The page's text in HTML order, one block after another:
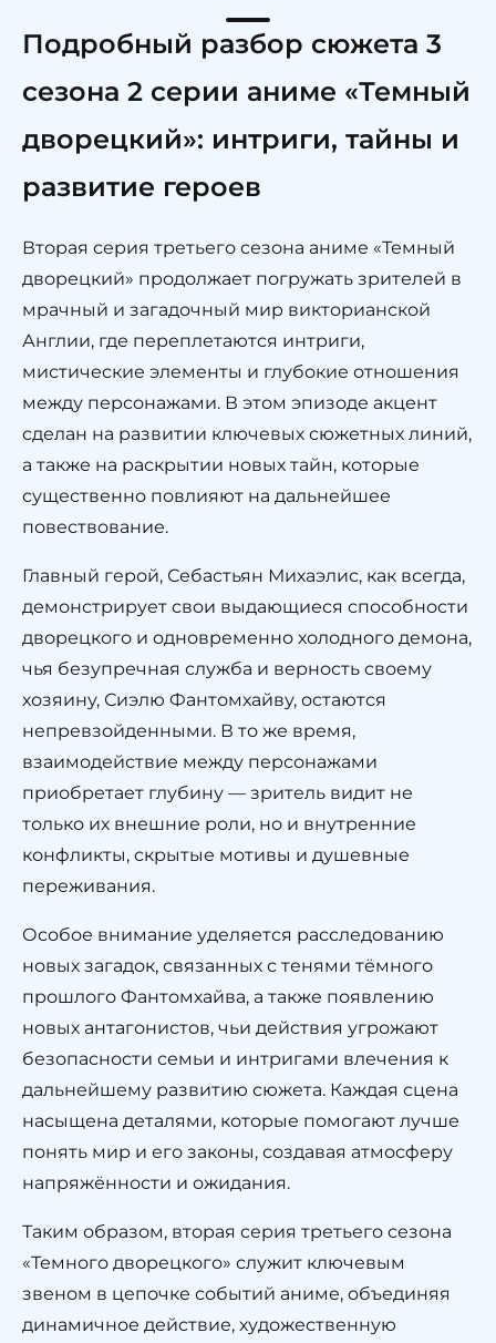
Подробный разбор сюжета 3
сезона 2 серии аниме «Темный
дворецкий»: интриги, тайны и
развитие героев
Вторая серия третьего сезона аниме «Темный
дворецкий» продолжает погружать зрителей в
мрачный и загадочный мир викторианской
Англии, где переплетаются интриги,
мистические элементы и глубокие отношения
между персонажами. В этом эпизоде акцент
сделан на развитии ключевых сюжетных линий,
а также на раскрытии новых тайн, которые
существенно повлияют на дальнейшее
повествование.
Главный герой, Себастьян Михаэлис, как всегда,
демонстрирует свои выдающиеся способности
дворецкого и одновременно холодного демона,
чья безупречная служба и верность своему
хозяину, Сиэлю Фантомхайву, остаются
непревзойденными. В то же время,
взаимодействие между персонажами
приобретает глубину — зритель видит не
только их внешние роли, но и внутренние
конфликты, скрытые мотивы и душевные
переживания.
Особое внимание уделяется расследованию
новых загадок, связанных с тенями тёмного
прошлого Фантомхайва, а также появлению
новых антагонистов, чьи действия угрожают
безопасности семьи и интригами влечения к
дальнейшему развитию сюжета. Каждая сцена
насыщена деталями, которые помогают лучше
понять мир и его законы, создавая атмосферу
напряжённости и ожидания.
Таким образом, вторая серия третьего сезона
«Темного дворецкого» служит ключевым
звеном в цепочке событий аниме, объединяя
динамичное действие, художественную